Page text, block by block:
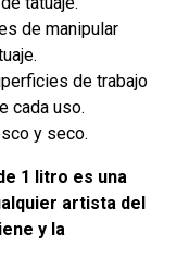
de manipular
de trabajo
cada uso.
y seco.
1 litro es una
artista del
y la